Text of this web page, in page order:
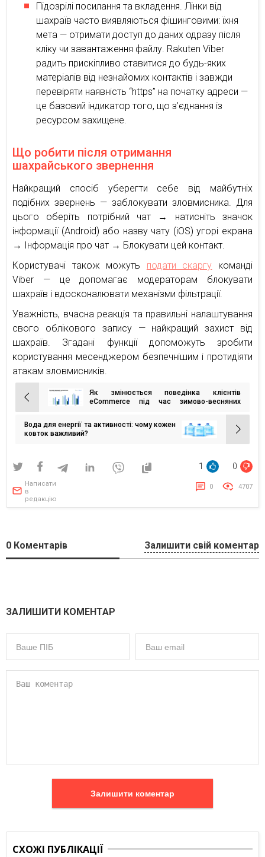
Підозрілі посилання та вкладення. Лінки від
шахраїв часто виявляються фішинговими: їхня
мета — отримати доступ до даних одразу після
кліку чи завантаження файлу. Rakuten Viber
радить прискіпливо ставитися до будь-яких
матеріалів від незнайомих контактів і завжди
перевіряти наявність “https” на початку адреси —
це базовий індикатор того, що з’єднання із
ресурсом захищене.
Що робити після отримання
шахрайського звернення
Найкращий спосіб уберегти себе від майбутніх
подібних звернень — заблокувати зловмисника. Для
цього оберіть потрібний чат → натисніть значок
інформації (Android) або назву чату (iOS) угорі екрана
→ Інформація про чат → Блокувати цей контакт.
Користувачі також можуть подати скаргу команді
Viber — це допомагає модераторам блокувати
шахраїв і вдосконалювати механізми фільтрації.
Уважність, вчасна реакція та правильні налаштування
свого облікового запису — найкращий захист від
шахраїв. Згадані функції допоможуть зробити
користування месенджером безпечнішим і протидіяти
атакам зловмисників.
Навігація
записів
Як змінюється поведінка клієнтів
eCommerce під час зимово-весняних
четвер — дослідження eSputnik та Inweb
Вода для енергії та активності: чому кожен
ковток важливий?
1 0
Написати
в
редакцію
0 4707
0 Коментарів Залишити свій коментар
ЗАЛИШИТИ КОМЕНТАР
Залишити коментар
СХОЖІ ПУБЛІКАЦІЇ